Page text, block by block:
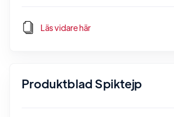
Läs vidare här
Produktblad Spiktejp